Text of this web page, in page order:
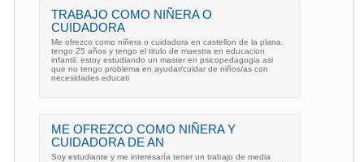
TRABAJO COMO NIÑERA O
CUIDADORA
Me ofrezco como niñera o cuidadora en castellon de la plana.
tengo 25 años y tengo el titulo de maestra en educacion
infantil. estoy estudiando un master en psicopedagogia asi
que no tengo problema en ayudar/cuidar de niños/as con
necesidades educati
ME OFREZCO COMO NIÑERA Y
CUIDADORA DE AN
Soy estudiante y me interesaría tener un trabajo de media